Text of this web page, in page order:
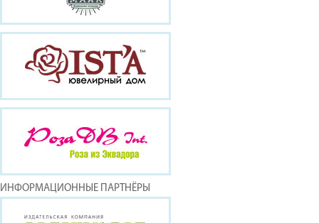
ИНФОРМАЦИОННЫЕ ПАРТНЁРЫ